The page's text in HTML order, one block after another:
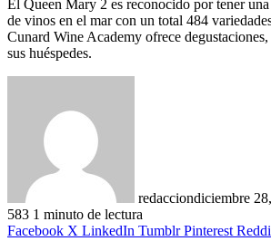
El Queen Mary 2 es reconocido por tener una
de vinos en el mar con un total 484
Cunard Wine Academy ofrece degustaciones,
sus huéspedes.
redacciondiciembre
583 1 minuto de lectura
Facebook X LinkedIn Tumblr Pinterest